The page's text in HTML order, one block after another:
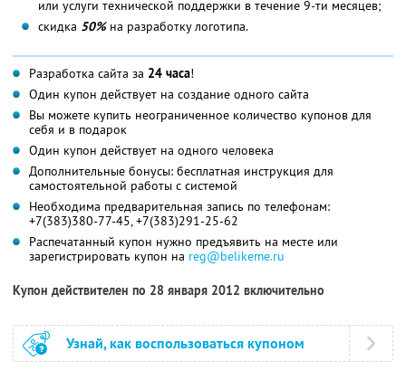
или услуги технической поддержки в течение 9-ти месяцев;
скидка 50%на разработку логотипа.
Разработка сайта за 24 часа!
Один купон действует на создание одного сайта
Вы можете купить неограниченное количество купонов для
себя и в подарок
Один купон действует на одного человека
Дополнительные бонусы: бесплатная инструкция для
самостоятельной работы с системой
Необходима предварительная запись по телефонам:
+7(383)380-77-45, +7(383)291-25-62
Распечатанный купон нужно предъявить на месте или
зарегистрировать купон на reg@belikeme.ru
Купон действителен по 28 января 2012 включительно
Узнай, как воспользоваться купоном